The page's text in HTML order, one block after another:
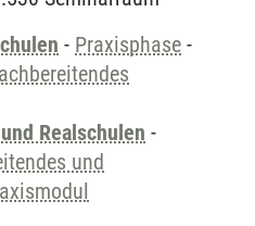
- Praxisphase -
Realschulen -
und